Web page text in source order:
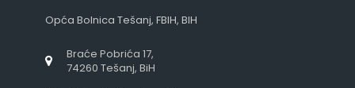
Opća Bolnica Tešanj, FBIH, BIH
Braće Pobrića 17,
74260 Tešanj, BiH